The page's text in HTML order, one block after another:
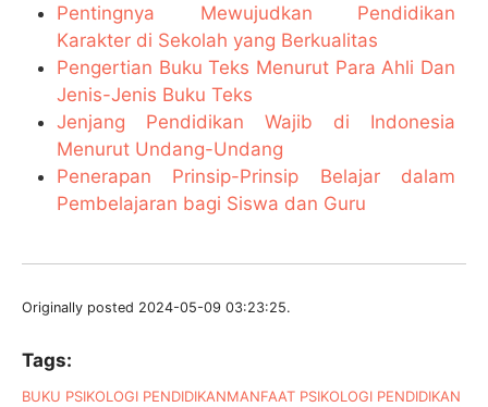
Pentingnya Mewujudkan Pendidikan
Karakter di Sekolah yang Berkualitas
Pengertian Buku Teks Menurut Para Ahli Dan
Jenis-Jenis Buku Teks
Jenjang Pendidikan Wajib di Indonesia
Menurut Undang-Undang
Penerapan Prinsip-Prinsip Belajar dalam
Pembelajaran bagi Siswa dan Guru
Originally posted 2024-05-09 03:23:25.
Tags:
BUKU PSIKOLOGI PENDIDIKANMANFAAT PSIKOLOGI PENDIDIKAN